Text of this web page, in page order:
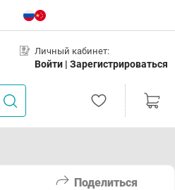
Личный кабинет:
Войти | Зарегистрироваться
Поделиться